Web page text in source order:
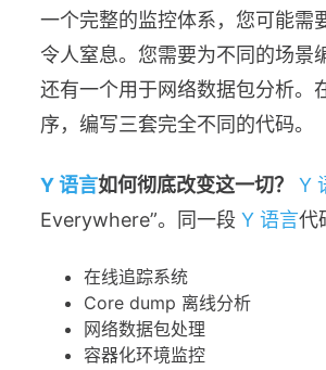
一个完整的监控体系，您可能
令人窒息。您需要为不同的场景
还有一个用于网络数据包分析。
序，编写三套完全不同的代码。
Y 语言如何彻底改变这一切？ Y
Everywhere”。同一段 Y 语言代
在线追踪系统
Core dump 离线分析
网络数据包处理
容器化环境监控